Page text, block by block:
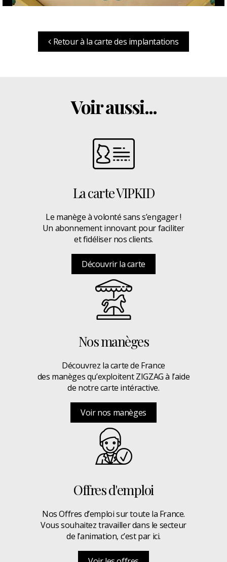
Retour à la carte des implantations
Voir aussi...
La carte VIPKID
Le manège à volonté sans s’engager !
Un abonnement innovant pour faciliter
et fidéliser nos clients.
Découvrir la carte
Nos manèges
Découvrez la carte de France
des manèges qu’exploitent ZIGZAG à l’aide
de notre carte intéractive.
Voir nos manèges
Offres d'emploi
Nos Offres d’emploi sur toute la France.
Vous souhaitez travailler dans le secteur
de l’animation, c’est par ici.